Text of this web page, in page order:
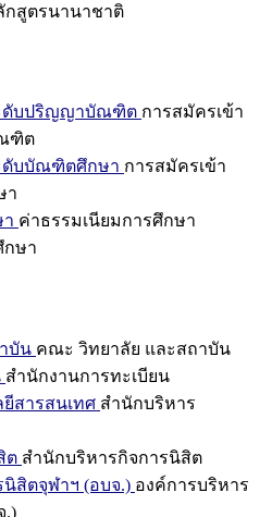
กสูตรนานาชาติ
ดับปริญญาบัณฑิต การสมัครเข้า
ฑิต
ดับบัณฑิตศึกษา การสมัครเข้า
า
ค่าธรรมเนียมการศึกษา
กษา
บัน คณะ วิทยาลัย และสถาบัน
สำนักงานการทะเบียน
สารสนเทศ สำนักบริหาร
ต สำนักบริหารกิจการนิสิต
สิตจุฬาฯ (อบจ.) องค์การบริหาร
.)